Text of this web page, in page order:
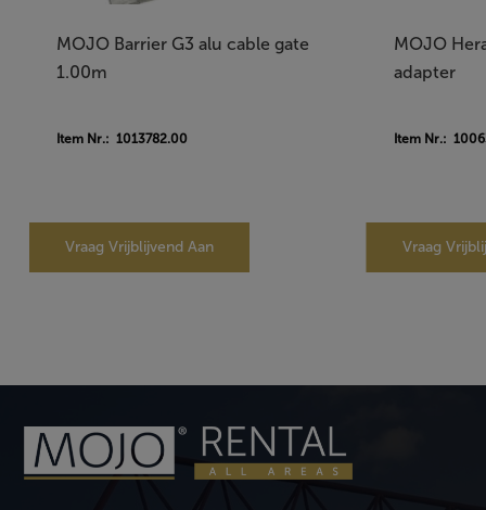
MOJO Barrier G3 alu cable gate
1.00m
Item Nr.: 1013782.00
Vraag Vrijblijvend Aan
MOJO
adapter
Item Nr.:
Vraag